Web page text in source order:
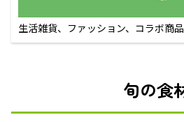
生活雑貨、ファッション、コラボ商
えるECサイト
旬の食